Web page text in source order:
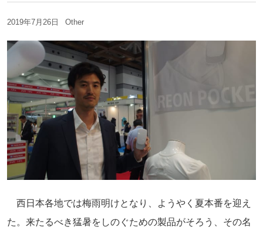
2019年7月26日 Other
西日本各地では梅雨明けとなり、ようやく夏本番を迎え
た。来たるべき猛暑をしのぐための製品がそろう、その名